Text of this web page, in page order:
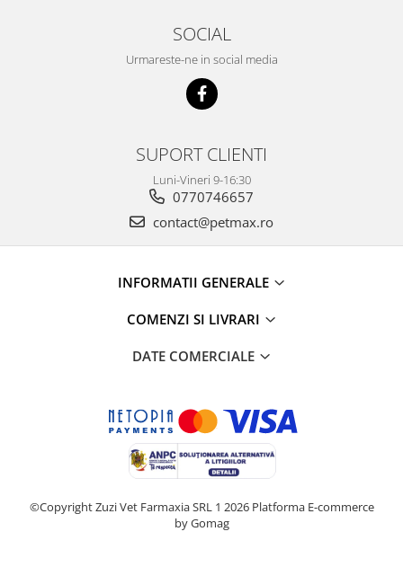
SOCIAL
Urmareste-ne in social media
SUPORT CLIENTI
Luni-Vineri 9-16:30
0770746657
contact@petmax.ro
INFORMATII GENERALE
COMENZI SI LIVRARI
DATE COMERCIALE
©Copyright Zuzi Vet Farmaxia SRL 1 2026 Platforma E-commerce
by Gomag